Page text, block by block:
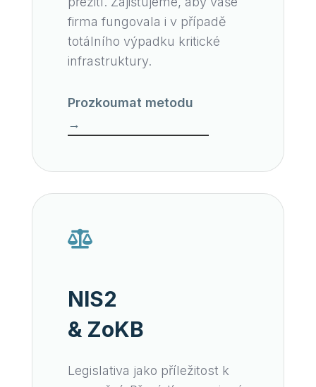
firma fungovala i v případě
totálního výpadku kritické
infrastruktury.
Prozkoumat metodu
→

NIS2
& ZoKB
Legislativa jako příležitost k